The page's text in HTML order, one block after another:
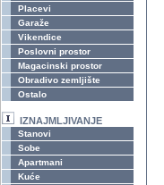
Placevi
Garaže
Vikendice
Poslovni prostor
Magacinski prostor
Obradivo zemljište
Ostalo
IZNAJMLJIVANJE
Stanovi
Sobe
Apartmani
Kuće